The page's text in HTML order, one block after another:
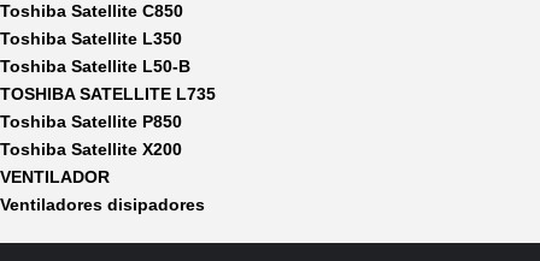
Toshiba Satellite C850
Toshiba Satellite L350
Toshiba Satellite L50-B
TOSHIBA SATELLITE L735
Toshiba Satellite P850
Toshiba Satellite X200
VENTILADOR
Ventiladores disipadores